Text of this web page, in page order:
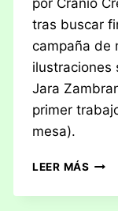
por Cranio
tras buscar
campaña de
ilustraciones
Jara
primer
mesa).
LEER MÁS
–